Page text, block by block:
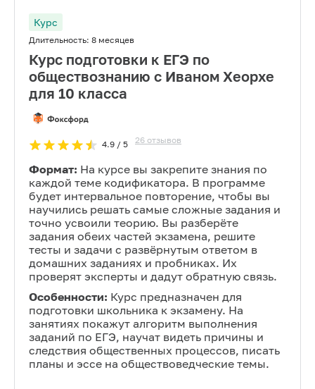
Курс
Длительность: 8 месяцев
Курс подготовки к ЕГЭ по
обществознанию с Иваном Хеорхе
для 10 класса
4.9/ 5 26 отзывов
Формат: На курсе вы закрепите знания по
каждой теме кодификатора. В программе
будет интервальное повторение, чтобы вы
научились решать самые сложные задания и
точно усвоили теорию. Вы разберёте
задания обеих частей экзамена, решите
тесты и задачи с развёрнутым ответом в
домашних заданиях и пробниках. Их
проверят эксперты и дадут обратную связь.
Особенности: Курс предназначен для
подготовки школьника к экзамену. На
занятиях покажут алгоритм выполнения
заданий по ЕГЭ, научат видеть причины и
следствия общественных процессов, писать
планы и эссе на обществоведческие темы.